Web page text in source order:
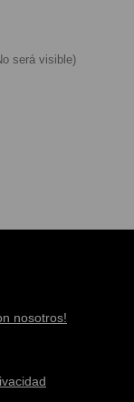
será visible)
nosotros!